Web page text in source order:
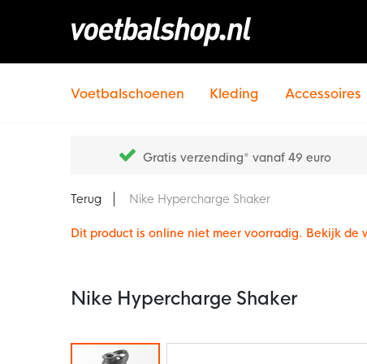
Voetbalschoenen Kleding Accessoires
Gratis verzending* vanaf 49 euro
Terug Nike Hypercharge Shaker
Dit product is online niet meer voorradig. Bekijk
Nike Hypercharge Shaker
Ga